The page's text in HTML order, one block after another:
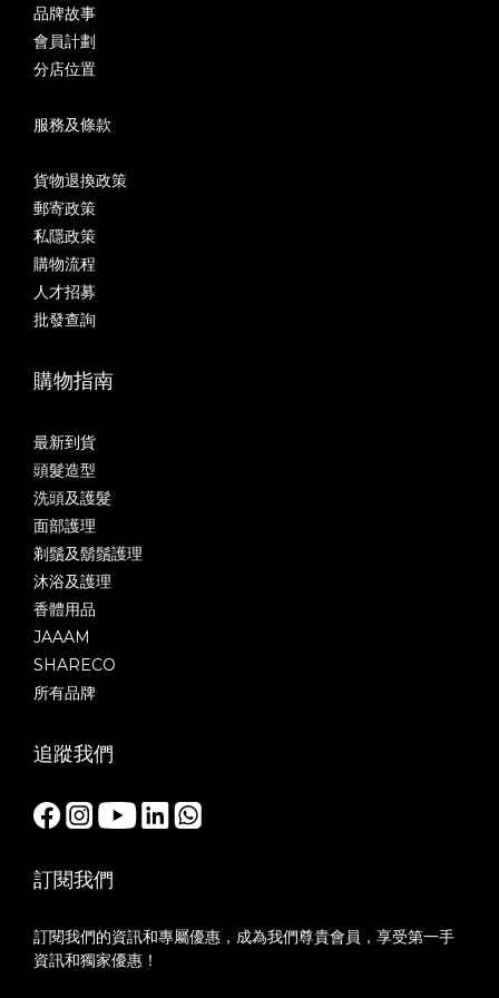
品牌故事
會員計劃
分店位置
服務及條款
貨物退換政策
郵寄政策
私隱政策
購物流程
人才招募
批發查詢
購物指南
最新到貨
頭髮造型
洗頭及護髮
面部護理
剃鬚及鬍鬚護理
沐浴及護理
香體用品
JAAAM
SHARECO
所有品牌
追蹤我們
訂閱我們
訂閱我們的資訊和專屬優惠，成為我們尊貴會員，享受第一手
資訊和獨家優惠！